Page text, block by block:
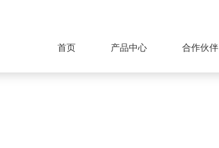
合作伙伴
产品中心
首页